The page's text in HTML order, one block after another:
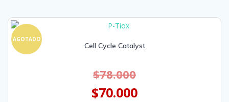
AGOTADO
Cell Cycle Catalyst
$78.000
$70.000